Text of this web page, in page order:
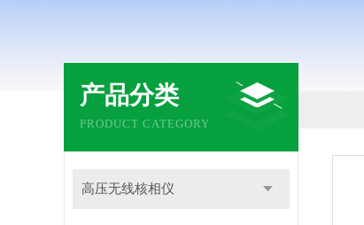
产品分类
PRODUCT CATEGORY
高压无线核相仪